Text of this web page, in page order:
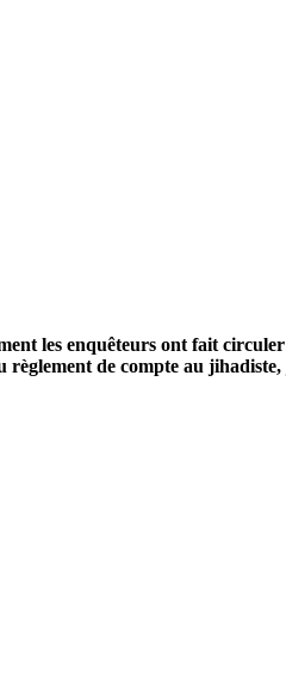
les enquêteurs ont fait
de compte au